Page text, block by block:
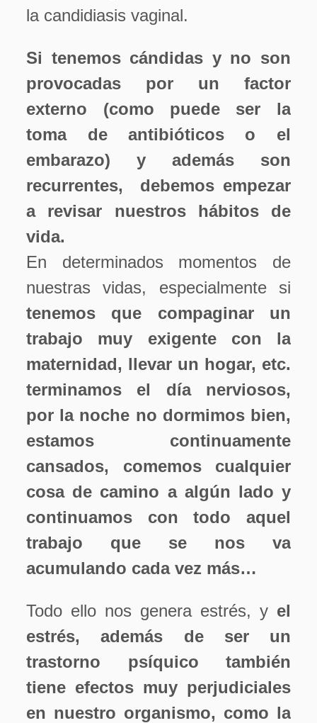
la candidiasis vaginal.
Si tenemos cándidas y no son
provocadas por un factor
externo (como puede ser la
toma de antibióticos o el
embarazo) y además son
recurrentes,
debemos empezar
a revisar nuestros hábitos de
vida.
En determinados momentos de
nuestras vidas, especialmente si
tenemos que compaginar un
trabajo muy exigente con la
maternidad, llevar un hogar, etc.
terminamos el día nerviosos,
por la noche no dormimos bien,
estamos continuamente
cansados, comemos cualquier
cosa de camino a algún lado y
continuamos con todo aquel
trabajo que se nos va
acumulando cada vez más…
Todo ello nos genera estrés, y el
estrés, además de ser un
trastorno psíquico también
tiene efectos muy perjudiciales
en nuestro organismo, como la